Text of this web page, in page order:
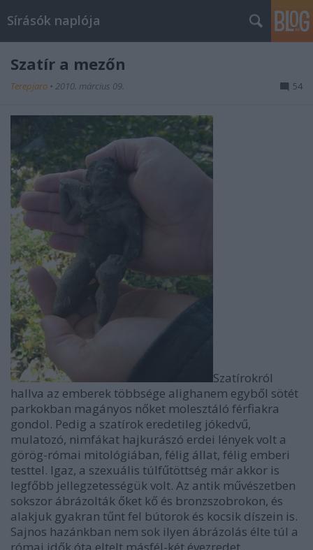
Sírásók naplója
Szatír a mezőn
Terepjaro • 2010. március 09. 54
Szatírokról
hallva az emberek többsége alighanem egyből sötét
parkokban magányos nőket molesztáló férfiakra
gondol. Pedig a szatírok eredetileg jókedvű,
mulatozó, nimfákat hajkurászó erdei lények volt a
görög-római mitológiában, félig állat, félig emberi
testtel. Igaz, a szexuális túlfűtöttség már akkor is
legfőbb jellegzetességük volt. Az antik művészetben
sokszor ábrázolták őket kő és bronzszobrokon, és
alakjuk gyakran tűnt fel bútorok és kocsik díszein is.
Sajnos hazánkban nem sok ilyen ábrázolás élte túl a